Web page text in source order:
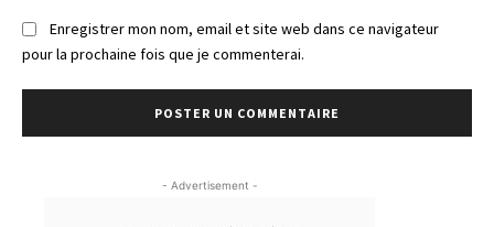
Enregistrer mon nom, email et site web dans ce navigateur
pour la prochaine fois que je commenterai.
- Advertisement -